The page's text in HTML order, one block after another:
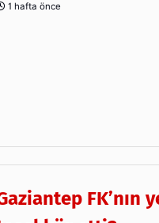
1 hafta önce